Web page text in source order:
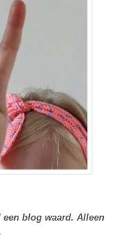
een blog waard. Alleen